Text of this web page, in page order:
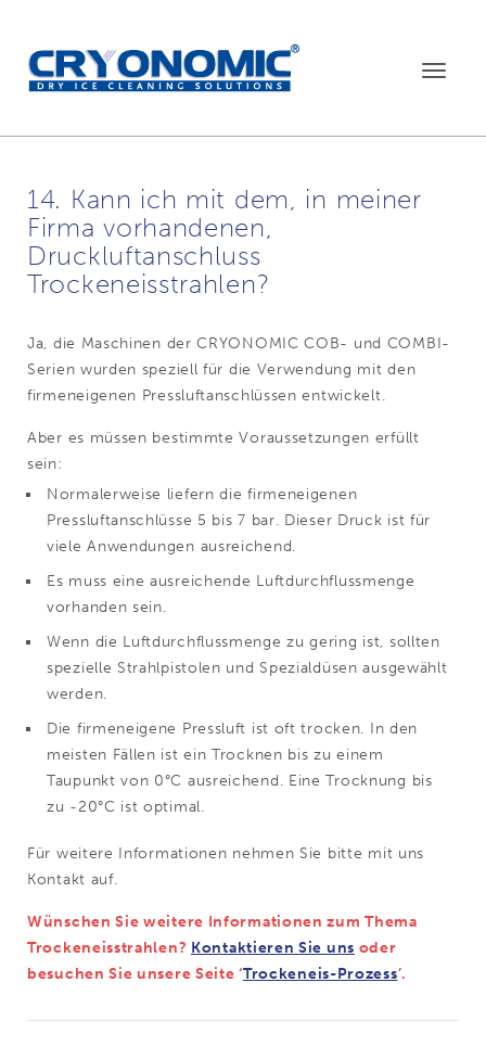
Toggle
14. Kann ich mit dem, in meiner
Firma vorhandenen,
Druckluftanschluss
Trockeneisstrahlen?
Ja, die Maschinen der CRYONOMIC COB- und COMBI-
Serien wurden speziell für die Verwendung mit den
firmeneigenen Pressluftanschlüssen entwickelt.
Aber es müssen bestimmte Voraussetzungen erfüllt
sein:
Normalerweise liefern die firmeneigenen
Pressluftanschlüsse 5 bis 7 bar. Dieser Druck ist für
viele Anwendungen ausreichend.
Es muss eine ausreichende Luftdurchflussmenge
vorhanden sein.
Wenn die Luftdurchflussmenge zu gering ist, sollten
spezielle Strahlpistolen und Spezialdüsen ausgewählt
werden.
Die firmeneigene Pressluft ist oft trocken. In den
meisten Fällen ist ein Trocknen bis zu einem
Taupunkt von 0°C ausreichend. Eine Trocknung bis
zu -20°C ist optimal.
Für weitere Informationen nehmen Sie bitte mit uns
Kontakt auf.
Wünschen Sie weitere Informationen zum Thema
Trockeneisstrahlen? Kontaktieren Sie uns oder
besuchen Sie unsere Seite ‘Trockeneis-Prozess’.